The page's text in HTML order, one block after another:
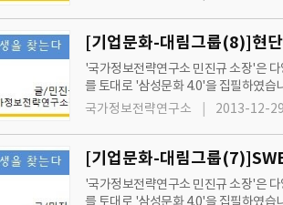
[기업문화-대림그룹(8)]현
'국가정보전략연구소 민진규 소장'은
를 토대로 '삼성문화 4.0'을 집필하였
과 제언'을 통해 지속성장과 발전을 제
국가정보전략연구소 2013-12-
[기업문화-대림그룹
'국가정보전략연구소 민진규 소장'은
를 토대로 '삼성문화 4.0'을 집필하였